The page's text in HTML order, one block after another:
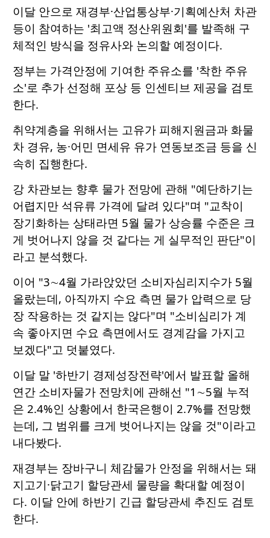
이달 안으로 재경부·산업통상부·기획예산처 차관
등이 참여하는 '최고액 정산위원회'를 발족해 구
체적인 방식을 정유사와 논의할 예정이다.
정부는 가격안정에 기여한 주유소를 '착한 주유
소'로 추가 선정해 포상 등 인센티브 제공을 검토
한다.
취약계층을 위해서는 고유가 피해지원금과 화물
차 경유, 농·어민 면세유 유가 연동보조금 등을 신
속히 집행한다.
강 차관보는 향후 물가 전망에 관해 "예단하기는
어렵지만 석유류 가격에 달려 있다"며 "교착이
장기화하는 상태라면 5월 물가 상승률 수준은 크
게 벗어나지 않을 것 같다는 게 실무적인 판단"이
라고 분석했다.
이어 "3∼4월 가라앉았던 소비자심리지수가 5월
올랐는데, 아직까지 수요 측면 물가 압력으로 당
장 작용하는 것 같지는 않다"며 "소비심리가 계
속 좋아지면 수요 측면에서도 경계감을 가지고
보겠다"고 덧붙였다.
이달 말 '하반기 경제성장전략'에서 발표할 올해
연간 소비자물가 전망치에 관해선 "1∼5월 누적
은 2.4%인 상황에서 한국은행이 2.7%를 전망했
는데, 그 범위를 크게 벗어나지는 않을 것"이라고
내다봤다.
재경부는 장바구니 체감물가 안정을 위해서는 돼
지고기·닭고기 할당관세 물량을 확대할 예정이
다. 이달 안에 하반기 긴급 할당관세 추진도 검토
한다.